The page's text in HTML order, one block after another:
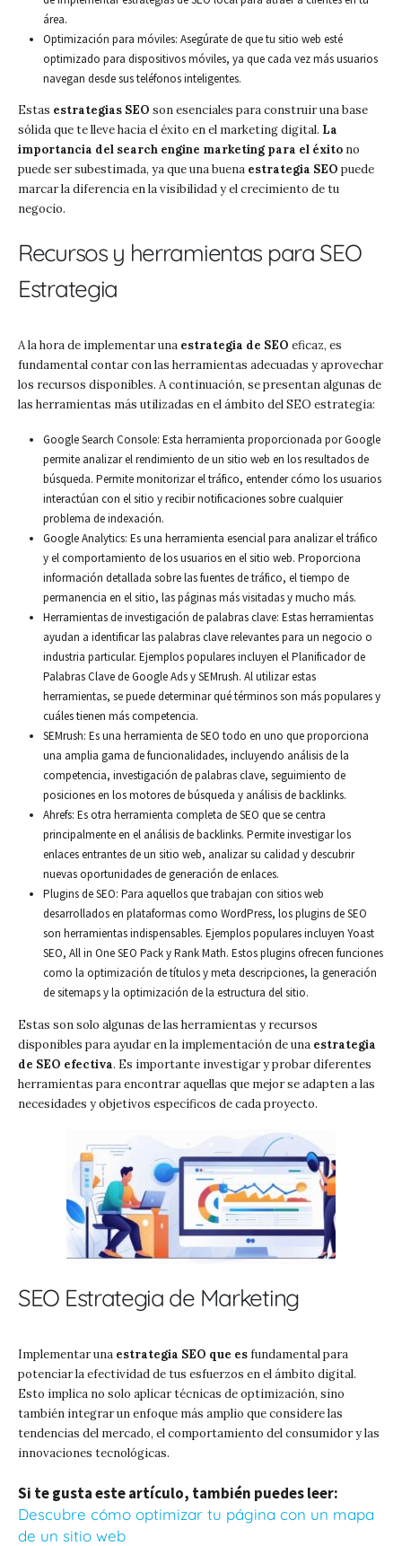
área.
Optimización para móviles: Asegúrate de que tu sitio web esté
optimizado para dispositivos móviles, ya que cada vez más usuarios
navegan desde sus teléfonos inteligentes.
Estas estrategias SEO son esenciales para construir una base
sólida que te lleve hacia el éxito en el marketing digital. La
importancia del search engine marketing para el éxito no
puede ser subestimada, ya que una buena estrategia SEO puede
marcar la diferencia en la visibilidad y el crecimiento de tu
negocio.
Recursos y herramientas para SEO
Estrategia
A la hora de implementar una estrategia de SEO eficaz, es
fundamental contar con las herramientas adecuadas y aprovechar
los recursos disponibles. A continuación, se presentan algunas de
las herramientas más utilizadas en el ámbito del SEO estrategia:
Google Search Console: Esta herramienta proporcionada por Google
permite analizar el rendimiento de un sitio web en los resultados de
búsqueda. Permite monitorizar el tráfico, entender cómo los usuarios
interactúan con el sitio y recibir notificaciones sobre cualquier
problema de indexación.
Google Analytics: Es una herramienta esencial para analizar el tráfico
y el comportamiento de los usuarios en el sitio web. Proporciona
información detallada sobre las fuentes de tráfico, el tiempo de
permanencia en el sitio, las páginas más visitadas y mucho más.
Herramientas de investigación de palabras clave: Estas herramientas
ayudan a identificar las palabras clave relevantes para un negocio o
industria particular. Ejemplos populares incluyen el Planificador de
Palabras Clave de Google Ads y SEMrush. Al utilizar estas
herramientas, se puede determinar qué términos son más populares y
cuáles tienen más competencia.
SEMrush: Es una herramienta de SEO todo en uno que proporciona
una amplia gama de funcionalidades, incluyendo análisis de la
competencia, investigación de palabras clave, seguimiento de
posiciones en los motores de búsqueda y análisis de backlinks.
Ahrefs: Es otra herramienta completa de SEO que se centra
principalmente en el análisis de backlinks. Permite investigar los
enlaces entrantes de un sitio web, analizar su calidad y descubrir
nuevas oportunidades de generación de enlaces.
Plugins de SEO: Para aquellos que trabajan con sitios web
desarrollados en plataformas como WordPress, los plugins de SEO
son herramientas indispensables. Ejemplos populares incluyen Yoast
SEO, All in One SEO Pack y Rank Math. Estos plugins ofrecen funciones
como la optimización de títulos y meta descripciones, la generación
de sitemaps y la optimización de la estructura del sitio.
Estas son solo algunas de las herramientas y recursos
disponibles para ayudar en la implementación de una estrategia
de SEO efectiva. Es importante investigar y probar diferentes
herramientas para encontrar aquellas que mejor se adapten a las
necesidades y objetivos específicos de cada proyecto.
SEO Estrategia de Marketing
Implementar una estrategia SEO que esfundamental para
potenciar la efectividad de tus esfuerzos en el ámbito digital.
Esto implica no solo aplicar técnicas de optimización, sino
también integrar un enfoque más amplio que considere las
tendencias del mercado, el comportamiento del consumidor y las
innovaciones tecnológicas.
Si te gusta este artículo, también puedes leer:
Descubre cómo optimizar tu página con un mapa
de un sitio web